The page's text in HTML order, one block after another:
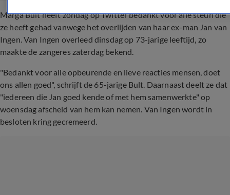
Marga Bult heeft zondag op Twitter bedankt voor alle steun die
ze heeft gehad vanwege het overlijden van haar ex-man Jan van
Ingen. Van Ingen overleed dinsdag op 73-jarige leeftijd, zo
maakte de zangeres zaterdag bekend.
"Bedankt voor alle opbeurende en lieve reacties mensen, doet
ons allen goed", schrijft de 65-jarige Bult. Daarnaast deelt ze dat
"iedereen die Jan goed kende of met hem samenwerkte" op
woensdag afscheid van hem kan nemen. Van Ingen wordt in
besloten kring gecremeerd.